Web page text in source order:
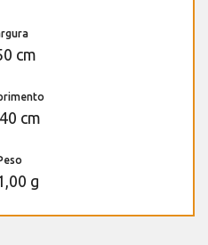
cm
cm
g